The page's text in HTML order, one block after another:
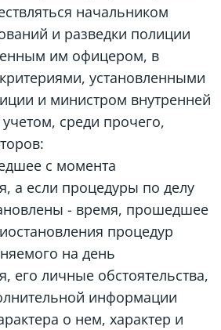
начальником
и разведки полиции
им офицером, в
установленными
и министром внутренней
среди прочего,
с момента
а если процедуры по делу
- время, прошедшее
процедур
на день
его личные обстоятельства,
информации
о нем, характер и